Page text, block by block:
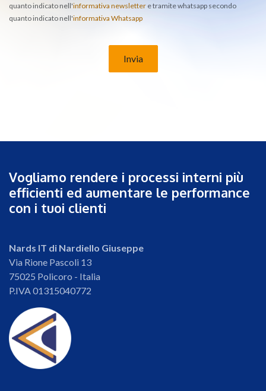
quanto indicato nell'informativa newsletter e tramite whatsapp secondo
quanto indicato nell'informativa Whatsapp
Invia
Vogliamo rendere i processi interni più
efficienti ed aumentare le performance
con i tuoi clienti
Nards IT di Nardiello Giuseppe
Via Rione Pascoli 13
75025 Policoro - Italia
P.IVA 01315040772